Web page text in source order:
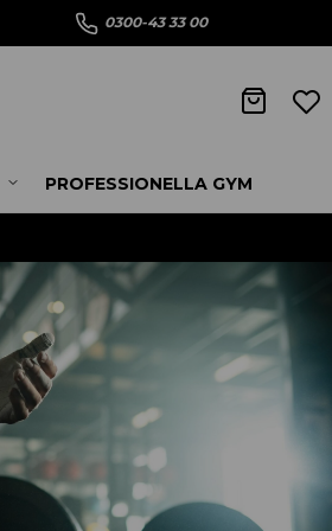
0300-43 33 00
PROFESSIONELLA GYM